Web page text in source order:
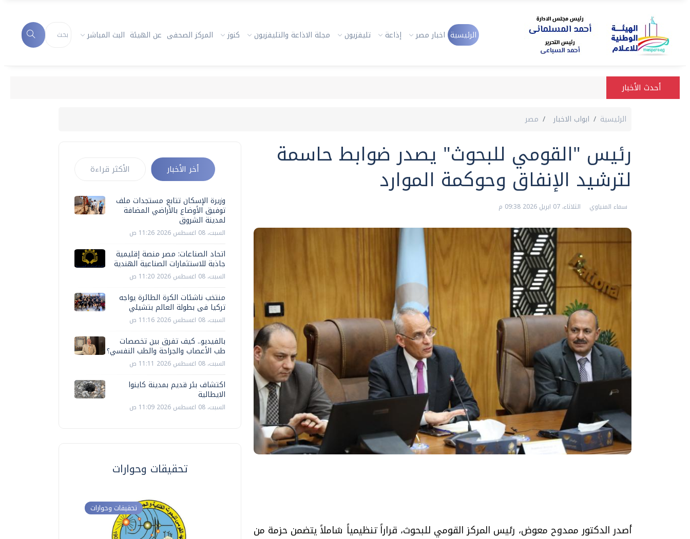
الرئيسية اخبار مصر إذاعة تليفزيون مجلة الاذاعة والتليفزيون كنوز المركز الصحفى عن الهيئة البث المباشر
أحدث الأخبار
الرئيسية ابواب الاخبار مصر
رئيس "القومي للبحوث" يصدر ضوابط حاسمة
لترشيد الإنفاق وحوكمة الموارد
سماء المنياوي الثلاثاء، 07 ابريل 2026 09:38 م
أصدر الدكتور ممدوح معوض، رئيس المركز القومي للبحوث، قراراً تنظيمياً شاملاً يتضمن حزمة من
أخر الأخبار الأكثر قراءة
وزيرة الإسكان تتابع مستجدات ملف
توفيق الأوضاع بالأراضي المضافة
لمدينة الشروق
السبت، 08 اغسطس 2026 11:26 ص
اتحاد الصناعات: مصر منصة إقليمية
جاذبة للاستثمارات الصناعية الهندية
السبت، 08 اغسطس 2026 11:20 ص
منتخب ناشئات الكرة الطائرة يواجه
تركيا فى بطولة العالم بتشيلي
السبت، 08 اغسطس 2026 11:16 ص
بالفيديو.. كيف تفرق بين تخصصات
طب الأعصاب والجراحة والطب النفسي؟
السبت، 08 اغسطس 2026 11:11 ص
اكتشاف بئر قديم بمدينة كاينوا
الايطالية
السبت، 08 اغسطس 2026 11:09 ص
تحقيقات وحوارات
تحقيقات وحوارات